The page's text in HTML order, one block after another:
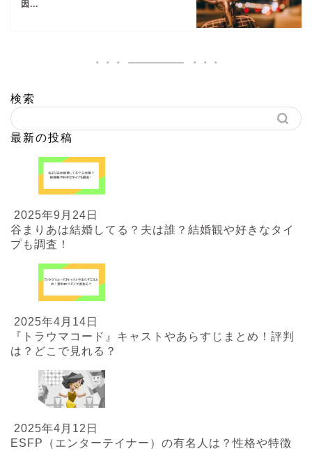
因...
検索
最新の投稿
2025年9月24日
谷まりあは結婚してる？夫は誰？結婚観や好きなタイ
プも調査！
2025年4月14日
『トラウマコード』キャストやあらすじまとめ！評判
は？どこで見れる？
2025年4月12日
ESFP（エンターテイナー）の有名人は？性格や特徴